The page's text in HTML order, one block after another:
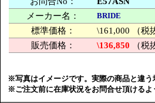
メーカー名：
BRIDE
標準価格：
\161,000 （税
販売価格：
\136,850 （税
※写真はイメージです。実際の商品と違
※ご注文前に在庫状況をお問合せ頂けるよ